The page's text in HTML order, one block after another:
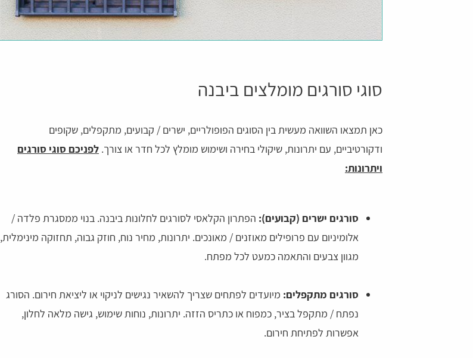
סוגי סורגים מומלצים ביבנה
כאן תמצאו השוואה מעשית בין הסוגים הפופולריים, ישרים / קבועים, מתקפלים, שקופים
ודקורטיביים, עם יתרונות, שיקולי בחירה ושימוש מומלץ לכל חדר או צורך. לפניכם סוגי סורגים
ויתרונות:
סורגים ישרים (קבועים): הפתרון הקלאסי לסורגים לחלונות ביבנה. בנוי ממסגרת פלדה /
אלומיניום עם פרופילים מאוזנים / מאונכים. יתרונות, מחיר נוח, חוזק גבוה, תחזוקה מינימלית,
מגוון צבעים והתאמה כמעט לכל מפתח.
סורגים מתקפלים: מיועדים לפתחים שצריך להשאיר נגישים לניקוי או ליציאת חירום. הסורג
נפתח / מתקפל בציר, כמפוח או כתריס הזזה. יתרונות, נוחות שימוש, גישה מלאה לחלון,
אפשרות לפתיחת חירום.